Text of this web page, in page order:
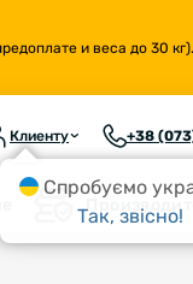
и веса до 30 кг).
Клиенту +38
Спробуємо
Так, звісно!